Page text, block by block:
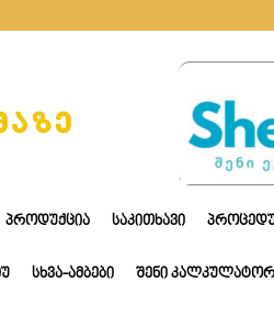
ᲞᲠᲝᲓᲣᲥᲪᲘᲐ ᲡᲐᲙᲘᲗᲮᲐᲕᲘ
ᲡᲮᲕᲐ-ᲐᲛᲑᲔᲑᲘ ᲨᲔᲜᲘ